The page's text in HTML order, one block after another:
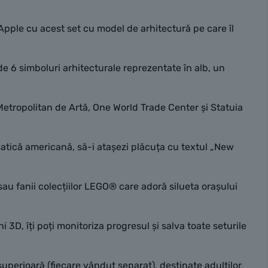
cu acest set cu model de arhitectură pe care îl
6 simboluri arhitecturale reprezentate în alb, un
de Artă, One World Trade Center și Statuia
americană, să-i atașezi plăcuța cu textul „New
fanii colecțiilor LEGO® care adoră silueta orașului
3D, îți poți monitoriza progresul și salva toate seturile
(fiecare vândut separat), destinate adulților